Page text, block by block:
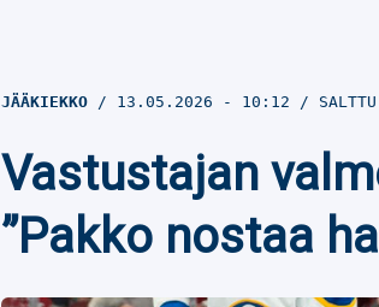
JÄÄKIEKKO 13.05.2026 - 10:12
Vastustajan
”Pakko nostaa